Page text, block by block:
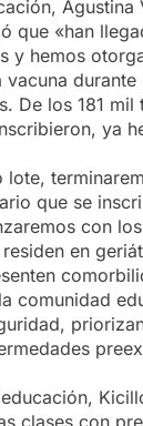
Agustina
que «han
y hemos
durante
De los 181 mil
ya
lote,
que se
con
en
comunidad
clases con